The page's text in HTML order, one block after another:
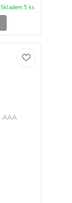
Skladem 5 ks